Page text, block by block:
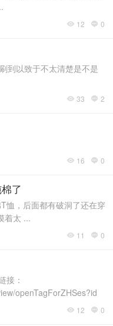
 12  0
到以致于不太清楚是不是
 33  2
 16  0
了
恤，后面都有破洞了还在穿
着太 ...
 11  0
接：
openTagForZHSes?id
 12  0